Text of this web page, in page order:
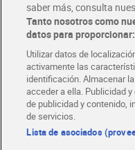
Tarjeta MaX Dia
Te devuelve hasta 8€/mes
¡Solicita tu tarjeta de crédito
COLABORA CON DIA
saber más, consulta
Tanto nosotros como
datos para proporcionar:
Utilizar datos de
activamente las
identificación. Almacenar
acceder a ella. Publicidad
de publicidad y contenido,
de servicios.
Lista de asociados